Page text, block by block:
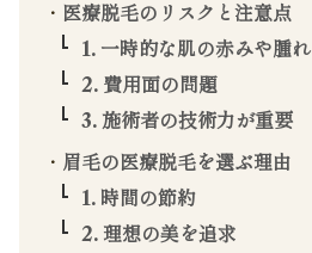
医療脱毛のリスクと注意点
1. 一時的な肌の赤みや腫れ
2. 費用面の問題
3. 施術者の技術力が重要
眉毛の医療脱毛を選ぶ理由
1. 時間の節約
2. 理想の美を追求